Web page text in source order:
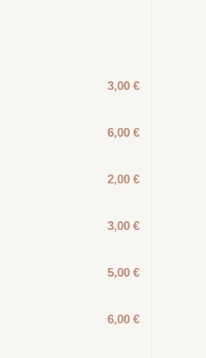
3,00 €
6,00 €
2,00 €
3,00 €
5,00 €
6,00 €